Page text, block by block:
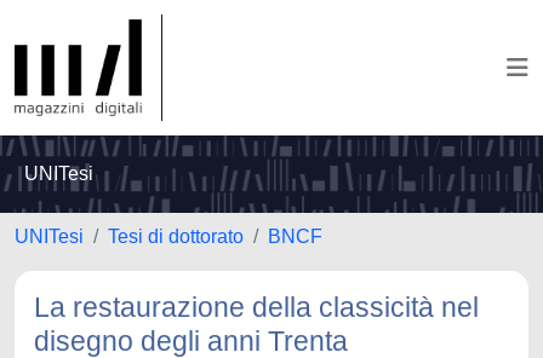
UNITesi
UNITesi Tesi di dottorato BNCF
La restaurazione della classicità nel
disegno degli anni Trenta